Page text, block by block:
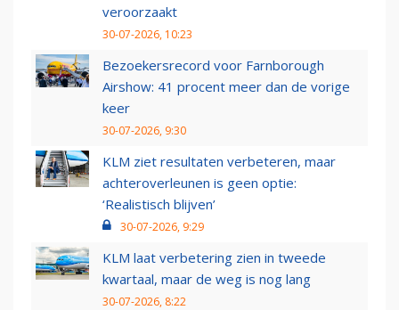
veroorzaakt
30-07-2026, 10:23
Bezoekersrecord voor Farnborough
Airshow: 41 procent meer dan de vorige
keer
30-07-2026, 9:30
KLM ziet resultaten verbeteren, maar
achteroverleunen is geen optie:
‘Realistisch blijven’
30-07-2026, 9:29
KLM laat verbetering zien in tweede
kwartaal, maar de weg is nog lang
30-07-2026, 8:22